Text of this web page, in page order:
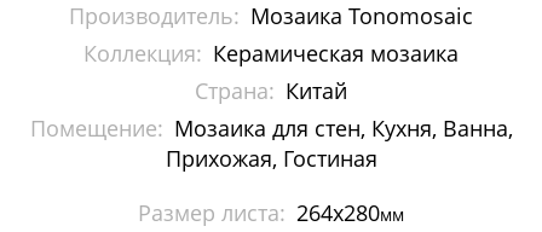
Мозаика Decor-mosaic
Мозаика Imagine Mosaic
Мозаика Irida
Мозаика Keramograd
Производитель: Мозаика Tonomosaic
Коллекция: Керамическая мозаика
Страна: Китай
Помещение: Мозаика для стен, Кухня, Ванна,
Прихожая, Гостиная
Размер листа: 264x280мм